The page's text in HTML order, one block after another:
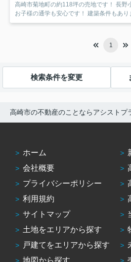
高崎市菊地町の約118坪の売地です！ 長野小学校まで約500ｍですので
お子様の通学も安心です！ 建築条
1
検索条件を変更
高崎市の不動産のことならアシストプ
ホーム
会社概要
プライバシーポリシー
利用規約
サイトマップ
土地をエリアから探す
戸建てをエリアから探す
地図から探す